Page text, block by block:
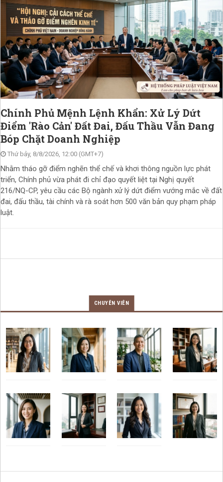
Chính Phủ Mệnh Lệnh Khẩn: Xử Lý Dứt
Điểm 'Rào Cản' Đất Đai, Đấu Thầu Vẫn Đang
Bóp Chặt Doanh Nghiệp
Thứ bảy, 8/8/2026, 12:00 (GMT+7)
Nhằm tháo gỡ điểm nghẽn thể chế và khơi thông nguồn lực phát
triển, Chính phủ vừa phát đi chỉ đạo quyết liệt tại Nghị quyết
216/NQ-CP, yêu cầu các Bộ ngành xử lý dứt điểm vướng mắc về đất
đai, đấu thầu, tài chính và rà soát hơn 500 văn bản quy phạm pháp
luật.
CHUYÊN VIÊN